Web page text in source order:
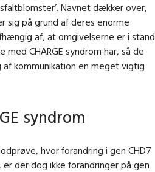
Navnet dækker over,
sig på grund af deres enorme
af, at omgivelserne er i stand
CHARGE syndrom har, så de
kommunikation en meget vigtig
syndrom
hvor forandring i gen CHD7
er der dog ikke forandringer på gen